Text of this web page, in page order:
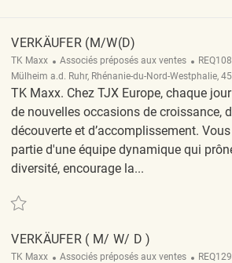
VERKÄUFER (M/W(D)
TK Maxx Catégorie
Associés préposés aux ventes ReqId
Mülheim a.d. Ruhr, Rhénanie-du-Nord-Westphalie,
TK Maxx. Chez TJX Europe, chaque
de nouvelles occasions de croissance,
découverte et d’accomplissement.
partie d'une équipe dynamique qui
diversité, encourage la...
VERKÄUFER ( M/ W/ D )
TK Maxx Catégorie
Associés préposés aux ventes ReqId